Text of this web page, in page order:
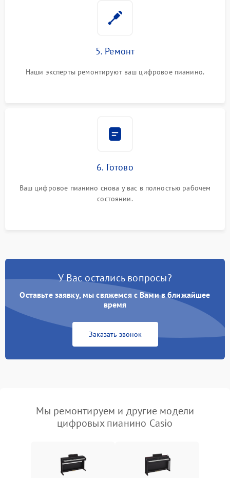
5. Ремонт
Наши эксперты ремонтируют ваш цифровое пианино.
6. Готово
Ваш цифровое пианино снова у вас в полностью рабочем
состоянии.
У Вас остались вопросы?
Оставьте заявку, мы свяжемся с Вами в ближайшее
время
Заказать звонок
Мы ремонтируем и другие модели
цифровых пианино Casio